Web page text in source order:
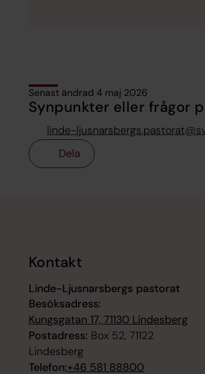
Senast ändrad 4 maj 2026
Synpunkter eller frågor
linde-
Dela
Kontakt
Linde-Ljusnarsbergs pastorat
Besöksadress:
Kungsgatan 17, 71130 Lindesberg
Postadress: Box 52, 71122
Lindesberg
Telefon:+46 581 88800